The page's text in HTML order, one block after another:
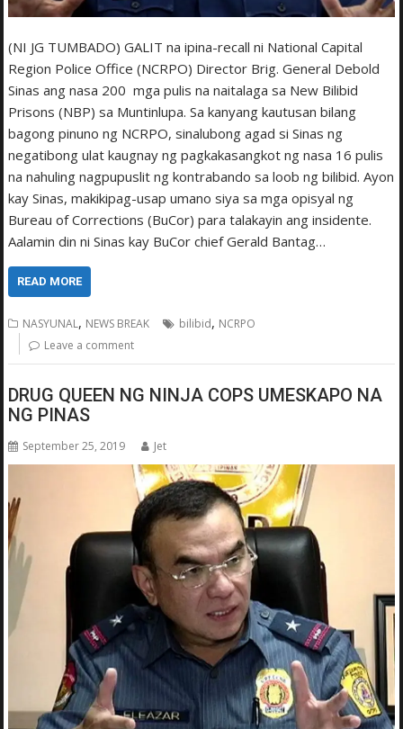
(NI JG TUMBADO) GALIT na ipina-recall ni National Capital
Region Police Office (NCRPO) Director Brig. General Debold
Sinas ang nasa 200 mga pulis na naitalaga sa New Bilibid
Prisons (NBP) sa Muntinlupa. Sa kanyang kautusan bilang
bagong pinuno ng NCRPO, sinalubong agad si Sinas ng
negatibong ulat kaugnay ng pagkakasangkot ng nasa 16 pulis
na nahuling nagpupuslit ng kontrabando sa loob ng bilibid. Ayon
kay Sinas, makikipag-usap umano siya sa mga opisyal ng
Bureau of Corrections (BuCor) para talakayin ang insidente.
Aalamin din ni Sinas kay BuCor chief Gerald Bantag…
READ MORE
NASYUNAL, NEWS BREAK bilibid, NCRPO
Leave a comment
DRUG QUEEN NG NINJA COPS UMESKAPO NA
NG PINAS
September 25, 2019 Jet